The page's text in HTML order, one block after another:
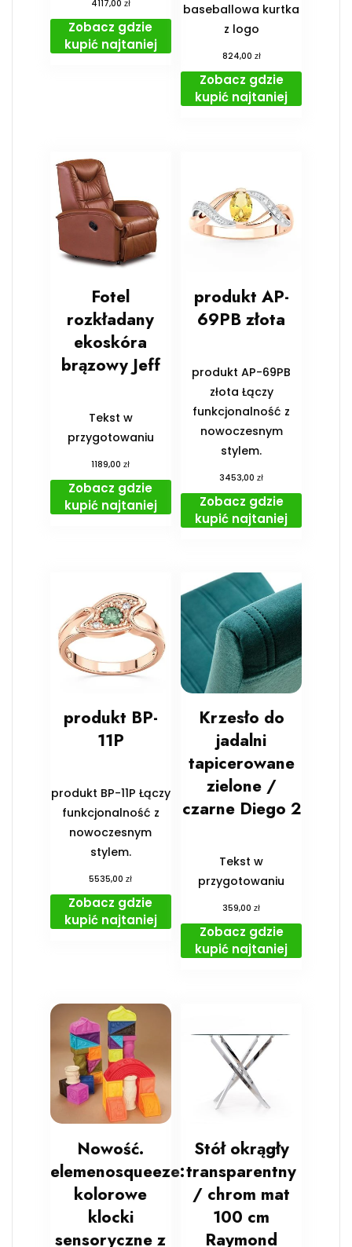
4117,00 zł
Zobacz gdzie
kupić najtaniej
baseballowa kurtka
z logo
824,00 zł
Zobacz gdzie
kupić najtaniej
Fotel
rozkładany
ekoskóra
brązowy Jeff
Tekst w
przygotowaniu
1189,00zł
Zobacz gdzie
kupić najtaniej
produkt AP-
69PB złota
produkt AP-69PB
złota Łączy
funkcjonalność z
nowoczesnym
stylem.
3453,00zł
Zobacz gdzie
kupić najtaniej
produkt BP-
11P
produkt BP-11P Łączy
funkcjonalność z
nowoczesnym
stylem.
5535,00zł
Zobacz gdzie
kupić najtaniej
Krzesło do
jadalni
tapicerowane
zielone /
czarne Diego 2
Tekst w
przygotowaniu
359,00zł
Zobacz gdzie
kupić najtaniej
Nowość.
elemenosqueeze:
kolorowe
klocki
sensoryczne z
Stół okrągły
transparentny
/ chrom mat
100 cm
Raymond